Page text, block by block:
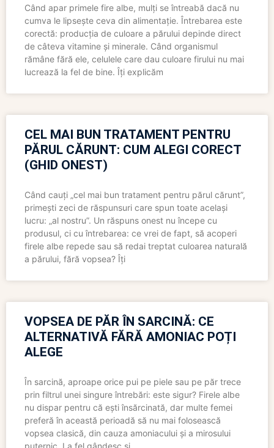
Când apar primele fire albe, mulți se întreabă dacă nu
cumva le lipsește ceva din alimentație. Întrebarea este
corectă: producția de culoare a părului depinde direct
de câteva vitamine și minerale. Când organismul
rămâne fără ele, celulele care dau culoare firului nu mai
lucrează la fel de bine. Îți explicăm
CEL MAI BUN TRATAMENT PENTRU
PĂRUL CĂRUNT: CUM ALEGI CORECT
(GHID ONEST)
Când cauți „cel mai bun tratament pentru părul cărunt”,
primești zeci de răspunsuri care spun toate același
lucru: „al nostru”. Un răspuns onest nu începe cu
produsul, ci cu întrebarea: ce vrei de fapt, să acoperi
firele albe repede sau să redai treptat culoarea naturală
a părului, fără vopsea? Îți
VOPSEA DE PĂR ÎN SARCINĂ: CE
ALTERNATIVĂ FĂRĂ AMONIAC POȚI
ALEGE
În sarcină, aproape orice pui pe piele sau pe păr trece
prin filtrul unei singure întrebări: este sigur? Firele albe
nu dispar pentru că ești însărcinată, dar multe femei
preferă în această perioadă să nu mai folosească
vopsea clasică, din cauza amoniacului și a mirosului